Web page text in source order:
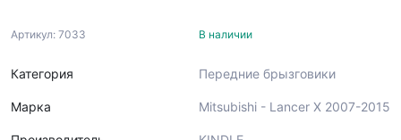
Артикул: 7033
Категория
Марка
В наличии
Передние брызговики
Mitsubishi - Lancer X 2007-2015